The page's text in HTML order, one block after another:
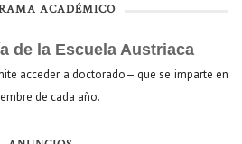
ACADÉMICO
de la Escuela Austriaca
acceder a doctorado— que se imparte en
de cada año.